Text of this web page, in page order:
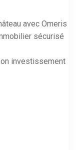
avec Omeris
sécurisé
investissement